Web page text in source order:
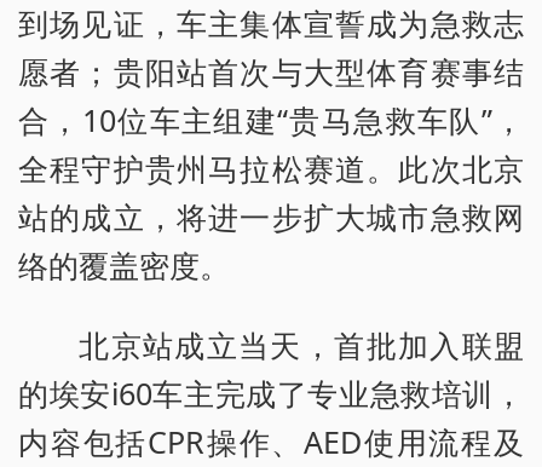
到场见证，车主集体宣誓成为急救志
愿者；贵阳站首次与大型体育赛事结
合，10位车主组建“贵马急救车队”，
全程守护贵州马拉松赛道。此次北京
站的成立，将进一步扩大城市急救网
络的覆盖密度。
北京站成立当天，首批加入联盟
的埃安i60车主完成了专业急救培训，
内容包括CPR操作、AED使用流程及